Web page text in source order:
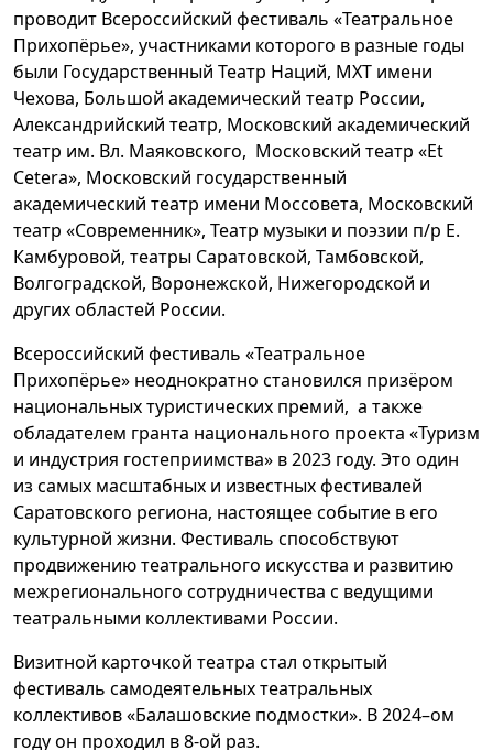
проводит Всероссийский фестиваль «Театральное
Прихопёрье», участниками которого в разные годы
были Государственный Театр Наций, МХТ имени
Чехова, Большой академический театр России,
Александрийский театр, Московский академический
театр им. Вл. Маяковского, Московский театр «Et
Cetera», Московский государственный
академический театр имени Моссовета, Московский
театр «Современник», Театр музыки и поэзии п/р Е.
Камбуровой, театры Саратовской, Тамбовской,
Волгоградской, Воронежской, Нижегородской и
других областей России.
Всероссийский фестиваль «Театральное
Прихопёрье» неоднократно становился призёром
национальных туристических премий, а также
обладателем гранта национального проекта «Туризм
и индустрия гостеприимства» в 2023 году. Это один
из самых масштабных и известных фестивалей
Саратовского региона, настоящее событие в его
культурной жизни. Фестиваль способствуют
продвижению театрального искусства и развитию
межрегионального сотрудничества с ведущими
театральными коллективами России.
Визитной карточкой театра стал открытый
фестиваль самодеятельных театральных
коллективов «Балашовские подмостки». В 2024–ом
году он проходил в 8-ой раз.